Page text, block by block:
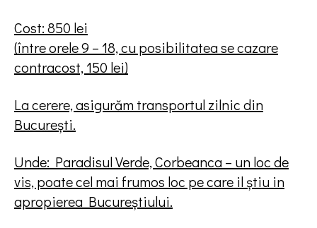
Cost: 850 lei
(între orele 9 – 18, cu posibilitatea se cazare
contracost, 150 lei)
La cerere, asigurăm transportul zilnic din
București.
Unde: Paradisul Verde, Corbeanca – un loc de
vis, poate cel mai frumos loc pe care il știu in
apropierea Bucureștiului.